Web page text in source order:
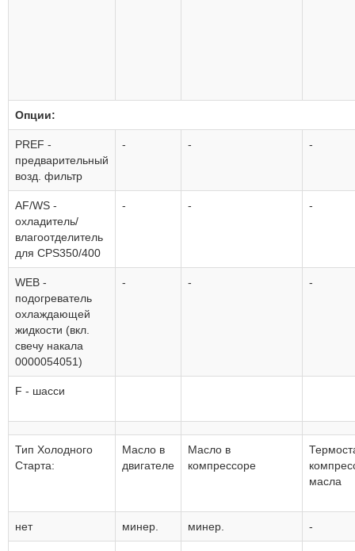
Опции:
PREF -
предварительный
возд. фильтр
- - -
AF/WS -
охладитель/
влагоотделитель
для CPS350/400
- - -
WEB -
подогреватель
охлаждающей
жидкости (вкл.
свечу накала
0000054051)
- - -
F - шасси
Тип Холодного
Старта:
Масло в
двигателе
Масло в
компрессоре
масла
нет минер. минер. -